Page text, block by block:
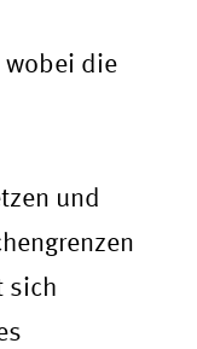
die
und
sich